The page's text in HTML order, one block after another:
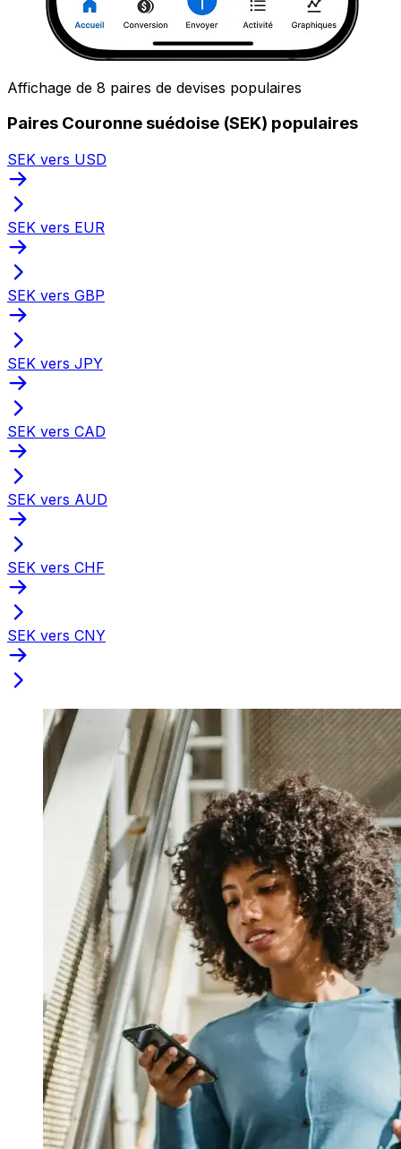
Affichage de 8 paires de devises populaires
Paires Couronne suédoise (SEK) populaires
SEK vers USD
SEK vers EUR
SEK vers GBP
SEK vers JPY
SEK vers CAD
SEK vers AUD
SEK vers CHF
SEK vers CNY